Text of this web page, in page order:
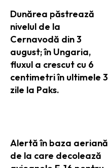
Dunărea păstrează
nivelul de la
Cernavodă din 3
august; în Ungaria,
fluxul a crescut cu 6
centimetri în ultimele 3
zile la Paks.
Alertă în baza aeriană
de la care decolează